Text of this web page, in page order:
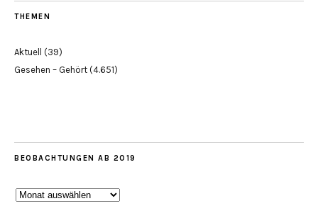
THEMEN
Aktuell
(39)
Gesehen – Gehört (4.651)
BEOBACHTUNGEN AB 2019
Beobachtungen